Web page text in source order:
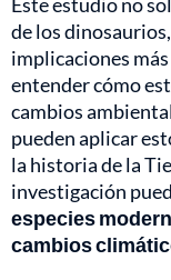
Este estudio no
de los
implicaciones
entender cómo
cambios
pueden aplicar
la historia de la
investigación
especies
cambios